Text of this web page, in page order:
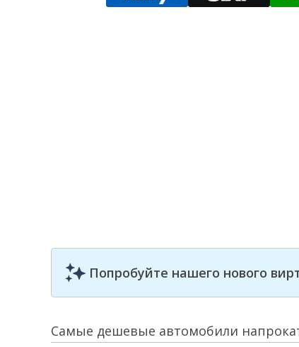
Попробуйте нашего нового
Самые дешевые автомобили